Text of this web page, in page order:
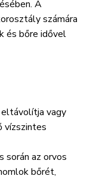
A
számára
és bőre idővel
vagy
vízszintes
során az orvos
bőrét,